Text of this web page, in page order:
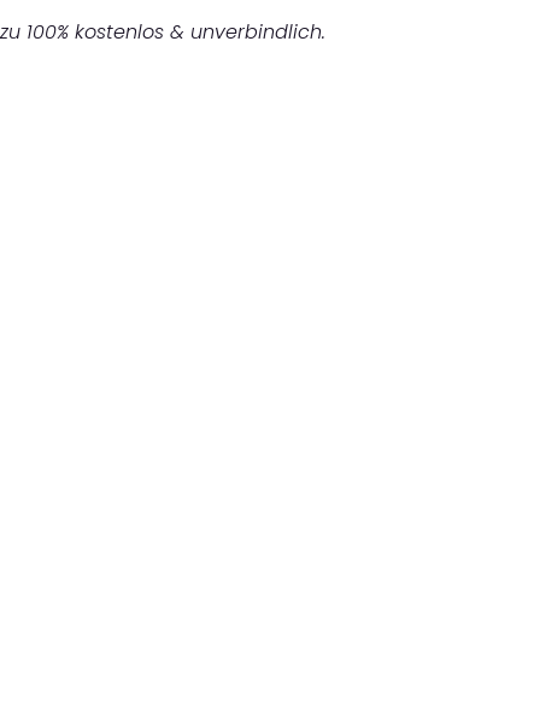
100% kostenlos & unverbindlich.